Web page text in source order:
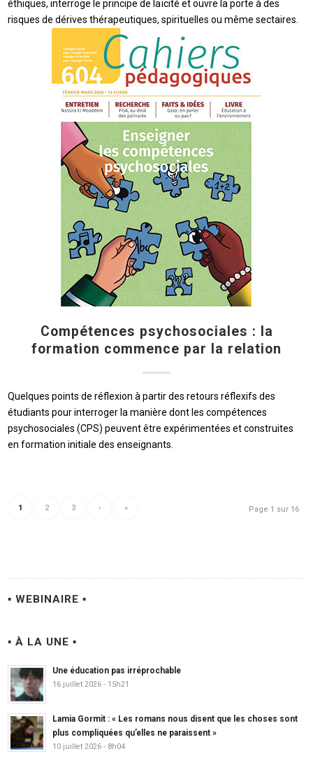
éthiques, interroge le principe de laïcité et ouvre la porte à des
risques de dérives thérapeutiques, spirituelles ou même sectaires.
Compétences psychosociales : la
formation commence par la relation
Quelques points de réflexion à partir des retours réflexifs des
étudiants pour interroger la manière dont les compétences
psychosociales (CPS) peuvent être expérimentées et construites
en formation initiale des enseignants.
Page 1 sur 16
1 2 3 › »
▪ WEBINAIRE ▪
▪ À LA UNE ▪
Une éducation pas irréprochable
16 juillet 2026 - 15h21
Lamia Gormit : « Les romans nous disent que les choses sont
plus compliquées qu’elles ne paraissent »
10 juillet 2026 - 8h04